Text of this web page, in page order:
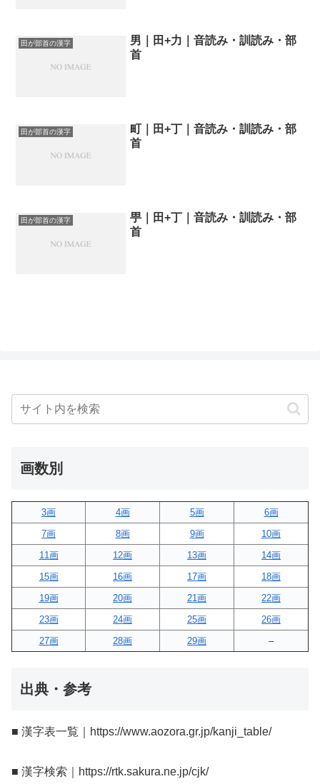
田が部首の漢字
男｜田+力｜音読み・訓読み・部
首
田が部首の漢字
町｜田+丁｜音読み・訓読み・部
首
田が部首の漢字
甼｜田+丁｜音読み・訓読み・部
首
画数別
3画 4画 5画
6画
7画
8画 9画
10画
11画
12画 13画
14画
15画
16画 17画
18画
19画
20画 21画
22画
23画
24画 25画
26画
27画
28画 29画 –
出典・参考
■ 漢字表一覧｜https://www.aozora.gr.jp/kanji_table/
■ 漢字検索｜https://rtk.sakura.ne.jp/cjk/